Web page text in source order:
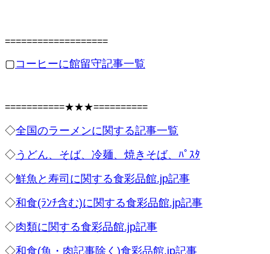
===================
▢コーヒーに館留守記事一覧
===========★★★==========
◇全国のラーメンに関する記事一覧
◇うどん、そば、冷麺、焼きそば、ﾊﾟｽﾀ
◇鮮魚と寿司に関する食彩品館.jp記事
◇和食(ﾗﾝﾁ含む)に関する食彩品館.jp記事
◇肉類に関する食彩品館.jp記事
◇和食(魚・肉記事除く)食彩品館.jp記事